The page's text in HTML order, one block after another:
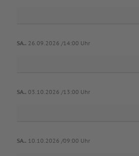
SA.. 26.09.2026 /14:00 Uhr
SA.. 03.10.2026 /13:00 Uhr
SA.. 10.10.2026 /09:00 Uhr